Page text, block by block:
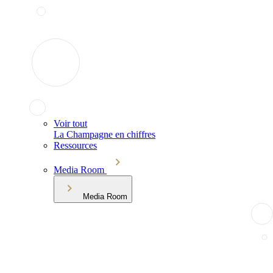
Voir tout
La Champagne en chiffres
Ressources
Media Room
Media Room